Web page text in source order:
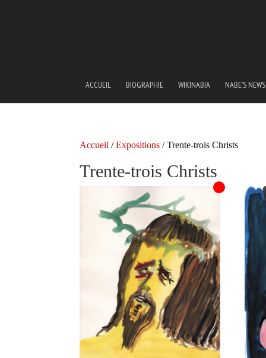
ACCUEIL BIOGRAPHIE WIKINABIA NABE’S NEWS
Accueil /Expositions / Trente-trois Christs
Trente-trois Christs